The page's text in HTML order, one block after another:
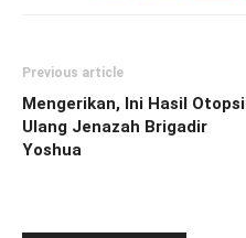
Previous article
Mengerikan, Ini Hasil Otopsi
Ulang Jenazah Brigadir
Yoshua